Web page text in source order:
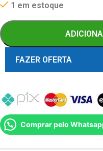
1 em estoque
FAZER OFERTA
Comprar pelo